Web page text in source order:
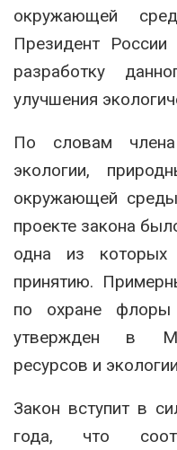
окружающей
Президент
разработку
улучшения
По словам
экологии,
окружающей
проекте закона
одна из
принятию.
по охране
утвержден в
ресурсов и
Закон вступит в
года, что